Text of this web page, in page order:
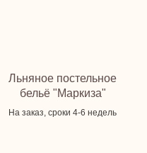
Льняное постельное
бельё "Маркиза"
На заказ, сроки 4-6 недель